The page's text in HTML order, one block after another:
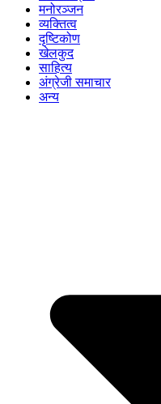
मनोरञ्जन
व्यक्तित्व
दृष्टिकोण
खेलकुद
साहित्य
अंग्रेजी समाचार
अन्य